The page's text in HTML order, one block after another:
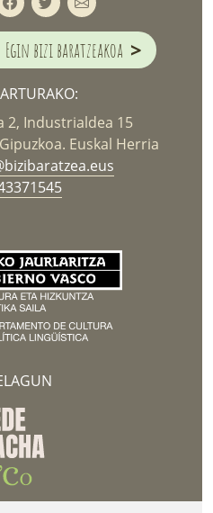
Egin bizi baratzeakoa >
2, Industrialdea 15
Euskal Herria